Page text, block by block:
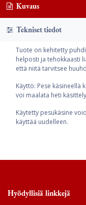
Kuvaus
Tekniset tiedot
Tuote on kehitetty
helposti ja tehokkaasti
että niitä tarvitsee
Käyttö: Pese käsineellä
voi maalata heti
Käytetty pesukäsine
käyttää uudelleen.
Hyödyllisiä linkkejä